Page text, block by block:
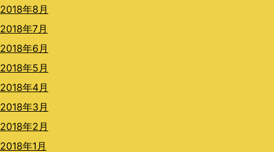
2018年8月
2018年7月
2018年6月
2018年5月
2018年4月
2018年3月
2018年2月
2018年1月